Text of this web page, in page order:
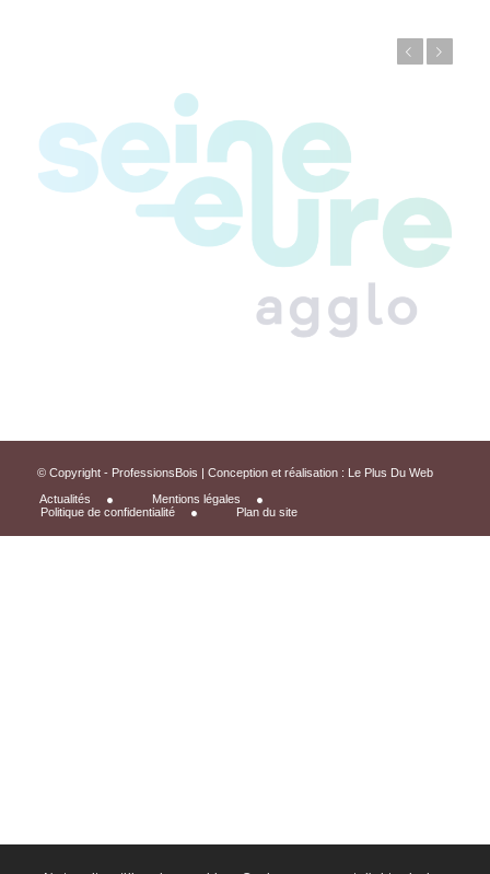
© Copyright - ProfessionsBois | Conception et réalisation : Le Plus Du Web
Actualités
Mentions légales
Politique de confidentialité
Plan du site